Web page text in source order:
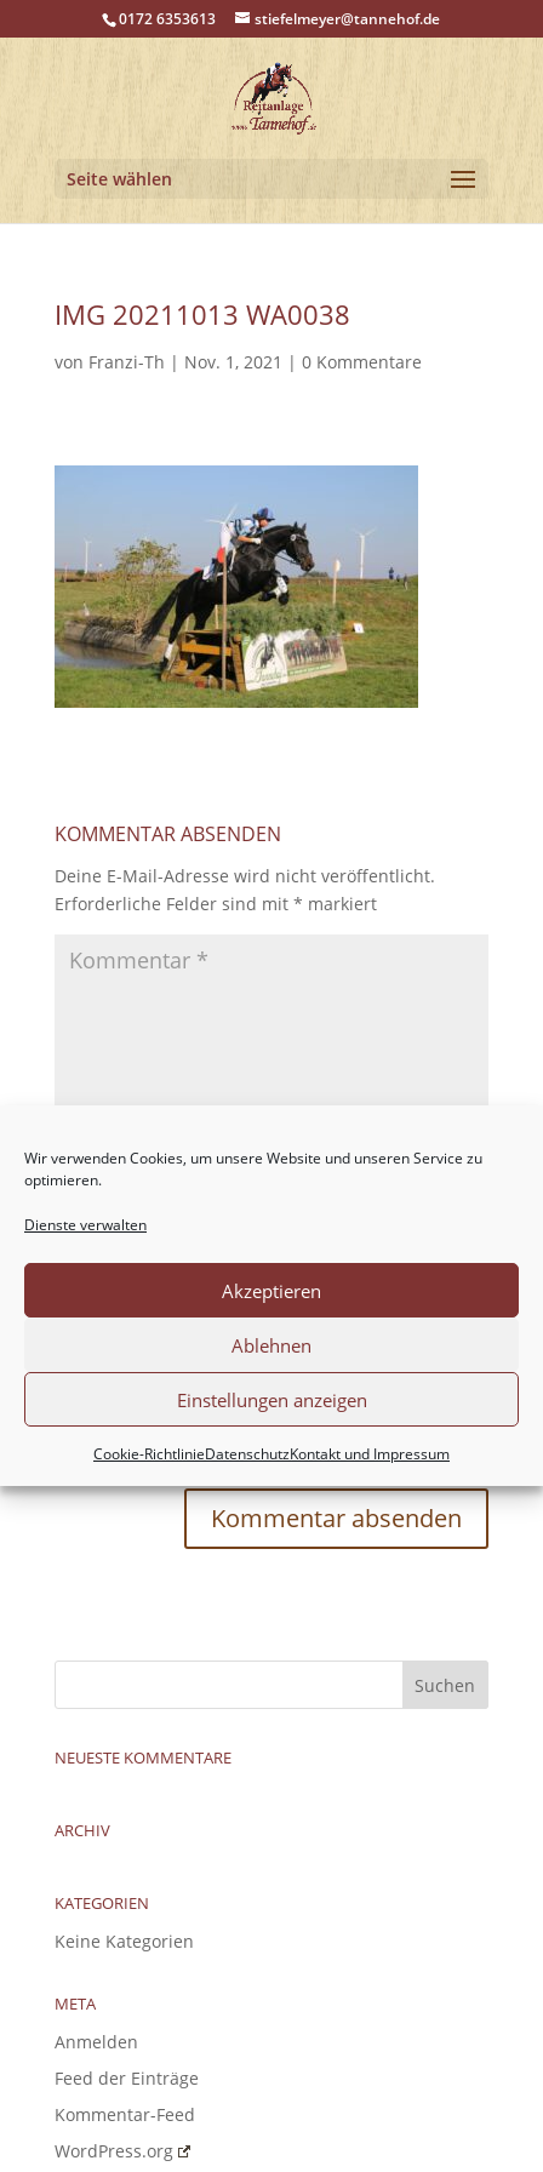
Wir verwenden Cookies, um unsere Website und unseren Service zu
optimieren.
Dienste verwalten
Akzeptieren
Ablehnen
Einstellungen anzeigen
Cookie-RichtlinieDatenschutzKontakt und Impressum
0172 6353613 stiefelmeyer@tannehof.de
Seite wählen
IMG 20211013 WA0038
von Franzi-Th | Nov. 1, 2021 | 0 Kommentare
KOMMENTAR ABSENDEN
Deine E-Mail-Adresse wird nicht veröffentlicht.
Erforderliche Felder sind mit * markiert
Meinen Namen, meine E-Mail-Adresse und
meine Website in diesem Browser für die nächste
Kommentierung speichern.
NEUESTE KOMMENTARE
ARCHIV
KATEGORIEN
Keine Kategorien
META
Anmelden
Feed der Einträge
Kommentar-Feed
WordPress.org